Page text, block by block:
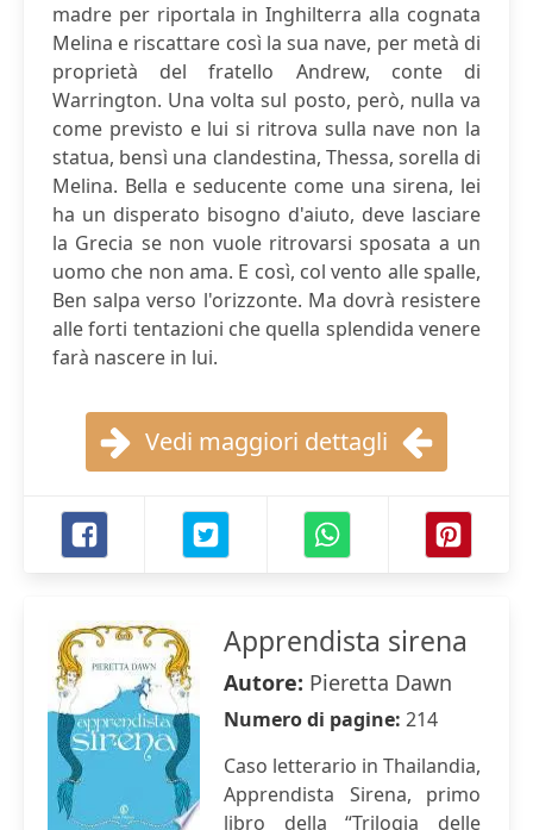
madre per riportala in Inghilterra alla cognata
Melina e riscattare così la sua nave, per metà di
proprietà del fratello Andrew, conte di
Warrington. Una volta sul posto, però, nulla va
come previsto e lui si ritrova sulla nave non la
statua, bensì una clandestina, Thessa, sorella di
Melina. Bella e seducente come una sirena, lei
ha un disperato bisogno d'aiuto, deve lasciare
la Grecia se non vuole ritrovarsi sposata a un
uomo che non ama. E così, col vento alle spalle,
Ben salpa verso l'orizzonte. Ma dovrà resistere
alle forti tentazioni che quella splendida venere
farà nascere in lui.
Vedi maggiori dettagli
Apprendista sirena
Autore: Pieretta Dawn
Numero di pagine: 214
Caso letterario in Thailandia,
Apprendista Sirena, primo
libro della “Trilogia delle